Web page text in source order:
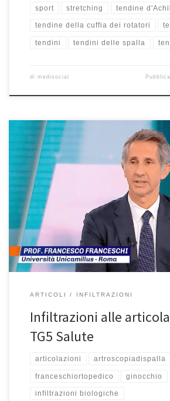
sport stretching tendine
tendine della cuffia dei rotatori
tendini tendini delle spalla
di medisocial
Infiltrazioni alle articolazioni – TG5 Salute 25/
Francesco Franceschi ortopedico spalla,
Università UniCamillus e Ospedale San
i dolori alle ginocchia, alle anche e
sono diffuse e si usano le infiltrazioni di
ialuronico e anche […]
ARTICOLI INFILTRAZIONI
Infiltrazioni alle
TG5 Salute
articolazioni artroscopiadispalla
franceschiortopedico ginocchio
infiltrazioni biologiche